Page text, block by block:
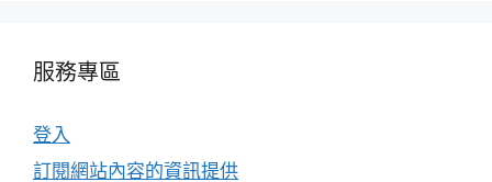
服務專區
登入
訂閱網站內容的資訊提供